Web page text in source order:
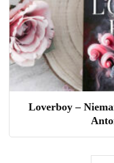
Loverboy –